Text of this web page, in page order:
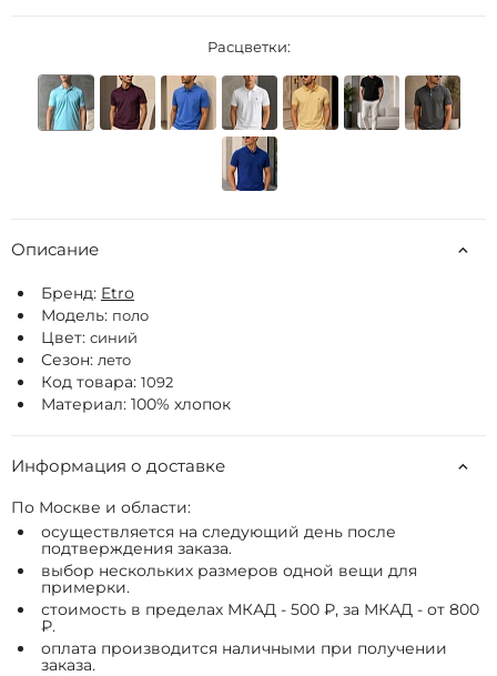
Расцветки:
Описание
Бренд: Etro
Модель: поло
Цвет: синий
Сезон: лето
Код товара: 1092
Материал: 100% хлопок
Информация о доставке
По Москве и области:
осуществляется на следующий день после
подтверждения заказа.
выбор нескольких размеров одной вещи для
примерки.
стоимость в пределах МКАД - 500 ₽, за МКАД - от 800
₽.
оплата производится наличными при получении
заказа.